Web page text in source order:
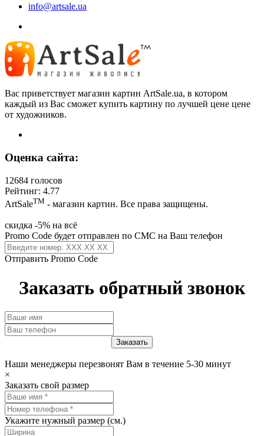
info@artsale.ua
Вас приветствует магазин картин ArtSale.ua, в котором
каждый из Вас сможет купить картину по лучшей цене цене
от художников.
Оценка сайта:
12684 голосов
Рейтинг: 4.77
ArtSaleТМ - магазин картин. Все права защищены.
скидка -5% на всё
Promo Code будет отправлен по СМС на Ваш телефон
Отправить Promo Code
Заказать обратный звонок
Наши менеджеры перезвонят Вам в течение 5-30 минут
×
Заказать свой размер
Укажите нужный размер (см.)